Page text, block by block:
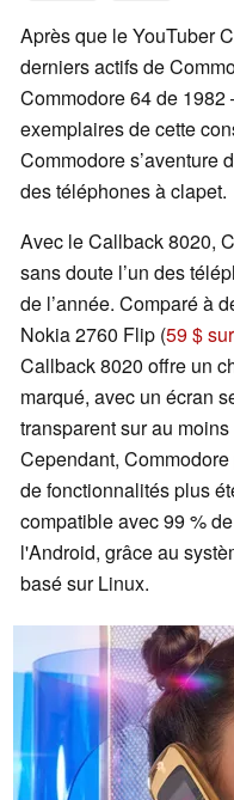
Après que le YouTuber
derniers actifs de
Commodore 64 de 1982
exemplaires de cette
Commodore s’aventure
des téléphones à clapet.
Avec le Callback 8020,
sans doute l’un des
de l’année. Comparé à
Nokia 2760 Flip (59 $
Callback 8020 offre un
marqué, avec un écran
transparent sur au
Cependant,
de fonctionnalités plus
compatible avec 99 %
l'Android, grâce au
basé sur Linux.